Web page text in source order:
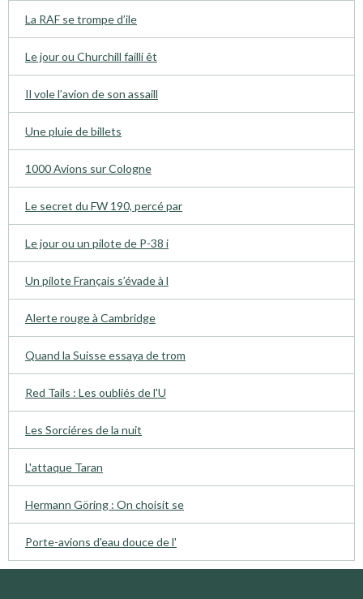
La RAF se trompe d’ile
Le jour ou Churchill failli êt
Il vole l’avion de son assaill
Une pluie de billets
1000 Avions sur Cologne
Le secret du FW 190, percé par
Le jour ou un pilote de P-38 i
Un pilote Français s’évade à l
Alerte rouge à Cambridge
Quand la Suisse essaya de trom
Red Tails : Les oubliés de l'U
Les Sorciéres de la nuit
L'attaque Taran
Hermann Göring : On choisit se
Porte-avions d'eau douce de l'